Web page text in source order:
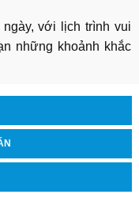
với lịch trình vui
những khoảnh khắc